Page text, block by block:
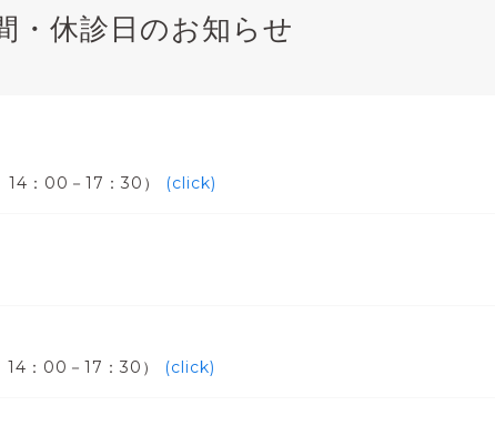
・休診日のお知らせ
：00－17：30） (click)
：00－17：30） (click)